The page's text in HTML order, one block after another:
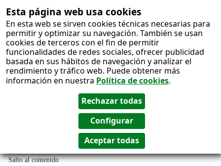
Esta página web usa cookies
En esta web se sirven cookies técnicas necesarias para
permitir y optimizar su navegación. También se usan
cookies de terceros con el fin de permitir
funcionalidades de redes sociales, ofrecer publicidad
basada en sus hábitos de navegación y analizar el
rendimiento y tráfico web. Puede obtener más
información en nuestra Política de cookies.
Salto al contenido